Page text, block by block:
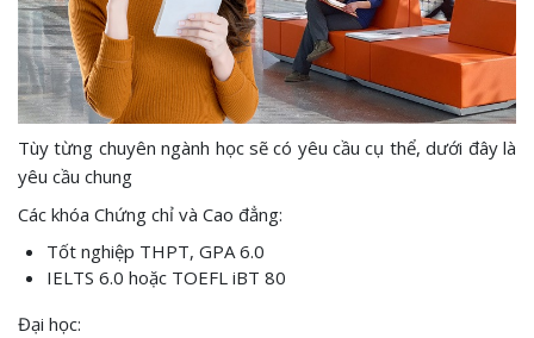
Tùy từng chuyên ngành học sẽ có yêu cầu cụ thể, dưới đây là
yêu cầu chung
Các khóa Chứng chỉ và Cao đẳng:
Tốt nghiệp THPT, GPA 6.0
IELTS 6.0 hoặc TOEFL iBT 80
Đại học: